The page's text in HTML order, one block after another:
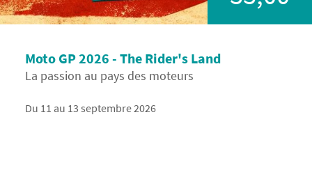
Moto GP 2026 - The Rider's Land
La passion au pays des moteurs
Du 11 au 13 septembre 2026